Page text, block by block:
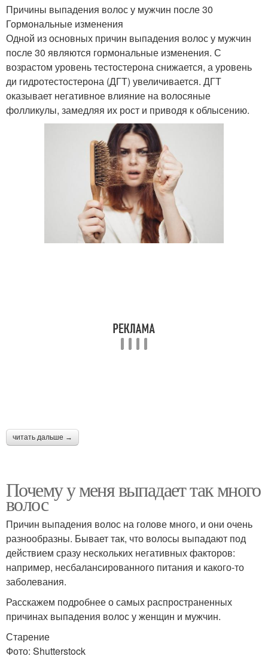
Причины выпадения волос у мужчин после 30
Гормональные изменения
Одной из основных причин выпадения волос у мужчин
после 30 являются гормональные изменения. С
возрастом уровень тестостерона снижается, а уровень
ди гидротестостерона (ДГТ) увеличивается. ДГТ
оказывает негативное влияние на волосяные
фолликулы, замедляя их рост и приводя к облысению.
читать дальше →
Почему у меня выпадает так много
волос
Причин выпадения волос на голове много, и они очень
разнообразны. Бывает так, что волосы выпадают под
действием сразу нескольких негативных факторов:
например, несбалансированного питания и какого-то
заболевания.
Расскажем подробнее о самых распространенных
причинах выпадения волос у женщин и мужчин.
Старение
Фото: Shutterstock